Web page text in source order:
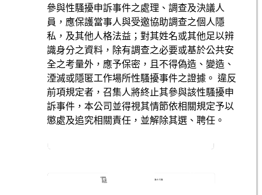
參與性騷擾申訴事件之處理、調查及決議人
員，應保護當事人與受邀協助調查之個人隱
私，及其他人格法益；對其姓名或其他足以辨
識身分之資料，除有調查之必要或基於公共安
全之考量外，應予保密，且不得偽造、變造、
湮滅或隱匿工作場所性騷擾事件之證據。 違反
前項規定者，召集人將終止其參與該性騷擾申
訴事件，本公司並得視其情節依相關規定予以
懲處及追究相關責任，並解除其選、聘任。